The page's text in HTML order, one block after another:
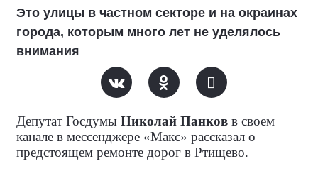
Это улицы в частном секторе и на окраинах
города, которым много лет не уделялось
внимания
Депутат Госдумы Николай Панков в своем
канале в мессенджере «Макс» рассказал о
предстоящем ремонте дорог в Ртищево.